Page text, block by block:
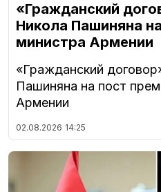
«Гражданский
Никола Пашиняна
министра Армении
«Гражданский
Пашиняна на пост
Армении
02.08.2026 14:25